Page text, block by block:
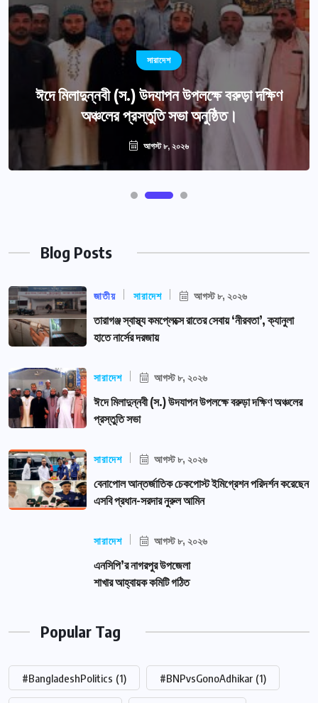
সারাদেশ
ঈদে মিলাদুন্নবী (স.) উদযাপন উপলক্ষে বরুড়া দক্ষিণ
অঞ্চলের প্রস্তুতি সভা অনুষ্ঠিত।
আগস্ট ৮, ২০২৬
Blog Posts
জাতীয় সারাদেশ আগস্ট ৮, ২০২৬
তারাগঞ্জ স্বাস্থ্য কমপ্লেক্সে রাতের সেবায় ‘নীরবতা’, ক্যানুলা
হাতে নার্সের দরজায়
সারাদেশ আগস্ট ৮, ২০২৬
ঈদে মিলাদুন্নবী (স.) উদযাপন উপলক্ষে বরুড়া দক্ষিণ অঞ্চলের
প্রস্তুতি সভা
সারাদেশ আগস্ট ৮, ২০২৬
বেনাপোল আন্তর্জাতিক চেকপোস্ট ইমিগ্রেশন পরিদর্শন করেছেন
এসবি প্রধান-সরদার নুরুল আমিন
সারাদেশ আগস্ট ৮, ২০২৬
এনসিপি’র নাগরপুর উপজেলা
শাখার আহ্বায়ক কমিটি গঠিত
Popular Tag
#BangladeshPolitics (1) #BNPvsGonoAdhikar (1)